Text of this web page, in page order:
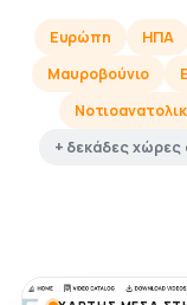
Ευρώπη ΗΠΑ
Μαυροβούνιο
+ δεκάδες